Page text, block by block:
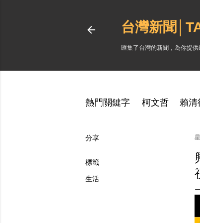
台灣新聞
匯集了台灣的新聞，為你提
熱門關鍵字 柯文哲 賴清
分享
標籤
生活